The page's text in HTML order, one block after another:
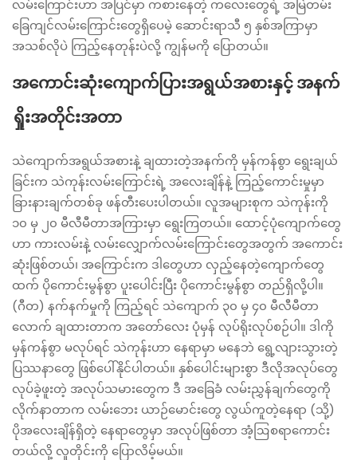
လမ်းကြောင်းဟာ အပြင်မှာ ကစားနေတဲ့ ကလေးတွေရဲ့ အမြဲတမ်း
ခြေကျင်လမ်းကြောင်းတွေရှိပေမဲ့ ဆောင်းရာသီ ၅ နှစ်အကြာမှာ
အသစ်လိုပဲ ကြည့်နေတုန်းပဲလို့ ကျွန်မကို ပြောတယ်။
အကောင်းဆုံးကျောက်ပြားအရွယ်အစားနှင့် အနက်
ရှိုးအတိုင်းအတာ
သဲကျောက်အရွယ်အစားနဲ့ ချထားတဲ့အနက်ကို မှန်ကန်စွာ ရွေးချယ်
ခြင်းက သဲကုန်းလမ်းကြောင်းရဲ့ အလေးချိန်နဲ့ ကြည့်ကောင်းမှုမှာ
ခြားနားချက်တစ်ခု ဖန်တီးပေးပါတယ်။ လူအများစုက သဲကုန်းကို
၁၀ မှ ၂၀ မီလီမီတာအကြားမှာ ရွေးကြတယ်။ ထောင့်ပုံကျောက်တွေ
ဟာ ကားလမ်းနဲ့ လမ်းလျှောက်လမ်းကြောင်းတွေအတွက် အကောင်း
ဆုံးဖြစ်တယ်၊ အကြောင်းက ဒါတွေဟာ လှည့်နေတဲ့ကျောက်တွေ
ထက် ပိုကောင်းမွန်စွာ ပူးပေါင်းပြီး ပိုကောင်းမွန်စွာ တည်ရှိလို့ပါ။
(ဂီတ) နက်နက်မှုကို ကြည့်ရင် သဲကျောက် ၃၀ မှ ၄၀ မီလီမီတာ
လောက် ချထားတာက အတော်လေး ပုံမှန် လုပ်ရိုးလုပ်စဉ်ပါ။ ဒါကို
မှန်ကန်စွာ မလုပ်ရင် သဲကုန်းဟာ နေရာမှာ မနေဘဲ ရွေ့လျားသွားတဲ့
ပြဿနာတွေ ဖြစ်ပေါ်နိုင်ပါတယ်။ နှစ်ပေါင်းများစွာ ဒီလိုအလုပ်တွေ
လုပ်ခဲ့ဖူးတဲ့ အလုပ်သမားတွေက ဒီ အခြေခံ လမ်းညွှန်ချက်တွေကို
လိုက်နာတာက လမ်းဘေး ယာဉ်မောင်းတွေ လွယ်ကူတဲ့နေရာ (သို့)
ပိုအလေးချိန်ရှိတဲ့ နေရာတွေမှာ အလုပ်ဖြစ်တာ အံ့ဩစရာကောင်း
တယ်လို့ လူတိုင်းကို ပြောလိမ့်မယ်။